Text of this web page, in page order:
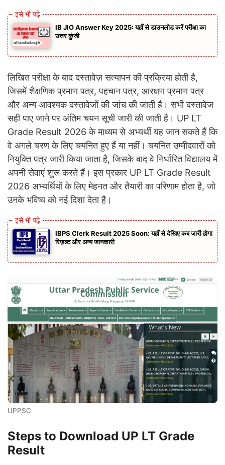
IB JIO Answer Key 2025: यहाँ से डाउनलोड करें परीक्षा का
उत्तर कुंजी
लिखित परीक्षा के बाद दस्तावेज़ सत्यापन की प्रक्रिया होती है,
जिसमें शैक्षणिक प्रमाण पत्र, पहचान पत्र, आरक्षण प्रमाण पत्र
और अन्य आवश्यक दस्तावेजों की जांच की जाती है। सभी दस्तावेज
सही पाए जाने पर अंतिम चयन सूची जारी की जाती है। UP LT
Grade Result 2026 के माध्यम से अभ्यर्थी यह जान सकते हैं कि
वे अगले चरण के लिए चयनित हुए हैं या नहीं। चयनित उम्मीदवारों को
नियुक्ति पत्र जारी किया जाता है, जिसके बाद वे निर्धारित विद्यालय में
अपनी सेवाएं शुरू करते हैं। इस प्रकार UP LT Grade Result
2026 अभ्यर्थियों के लिए मेहनत और तैयारी का परिणाम होता है, जो
उनके भविष्य को नई दिशा देता है।
IBPS Clerk Result 2025 Soon: यहाँ से देखिए कब जारी होगा
रिज़ल्ट और अन्य जानकारी
UPPSC
Steps to Download UP LT Grade
Result